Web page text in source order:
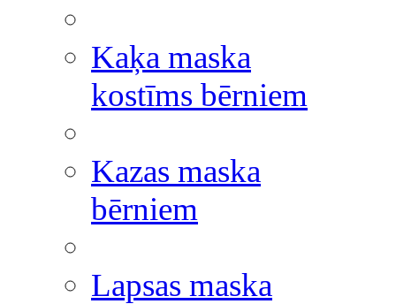
Kaķa maska
kostīms bērniem
Kazas maska
bērniem
Lapsas maska